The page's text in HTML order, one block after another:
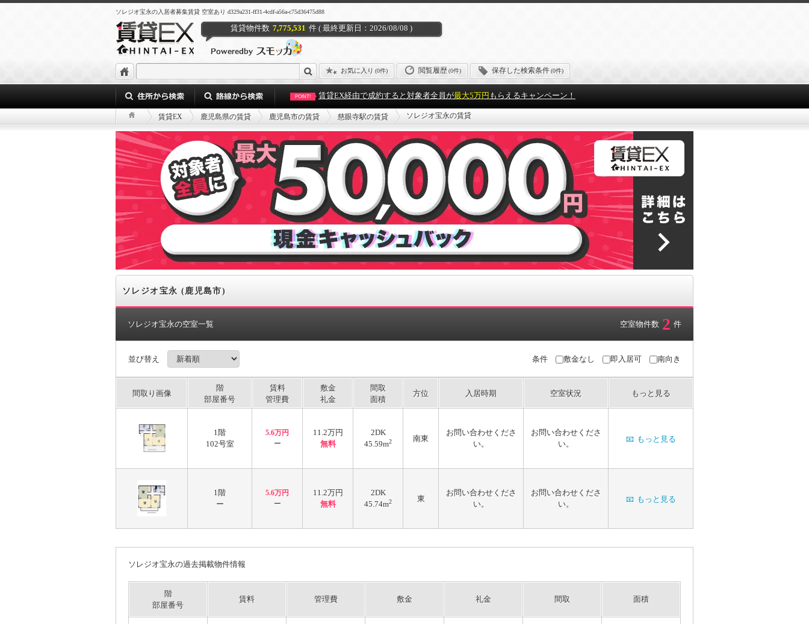
ソレジオ宝永の入居者募集賃貸 空室あり d329a231-ff31-4cdf-a56a-c75d36475d88
賃貸物件数 7,775,531 件 ( 最終更新日：2026/08/08 )
お気に入り (0件) 閲覧履歴(0件) 保存した検索条件(0件)
POINT! 賃貸EX経由で成約すると対象者全員が最大5万円 もらえるキャンペーン！
賃貸EX 鹿児島県の賃貸 鹿児島市の賃貸 慈眼寺駅の賃貸 ソレジオ宝永の賃貸
ソレジオ宝永 (鹿児島市)
ソレジオ宝永の空室一覧 空室物件数 2 件
並び替え 条件 敷金なし 即入居可 南向き
間取り画像
階
部屋番号
賃料
管理費
敷金
礼金
間取
面積
方位 入居時期 空室状況 もっと見る
1階
102号室
5.6万円
ー
11.2万円
無料
2DK
45.59m2 南東
お問い合わせくださ
い。
お問い合わせくださ
い。
📧 もっと見る
1階
ー
5.6万円
ー
11.2万円
無料
2DK
45.74m2 東
お問い合わせくださ
い。
お問い合わせくださ
い。
📧 もっと見る
ソレジオ宝永の過去掲載物件情報
階
部屋番号
賃料 管理費 敷金 礼金 間取 面積